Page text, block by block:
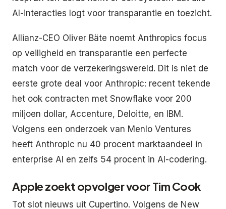
AI-interacties logt voor transparantie en toezicht.
Allianz-CEO Oliver Bäte noemt Anthropics focus
op veiligheid en transparantie een perfecte
match voor de verzekeringswereld. Dit is niet de
eerste grote deal voor Anthropic: recent tekende
het ook contracten met Snowflake voor 200
miljoen dollar, Accenture, Deloitte, en IBM.
Volgens een onderzoek van Menlo Ventures
heeft Anthropic nu 40 procent marktaandeel in
enterprise AI en zelfs 54 procent in AI-codering.
Apple zoekt opvolger voor Tim Cook
Tot slot nieuws uit Cupertino. Volgens de New